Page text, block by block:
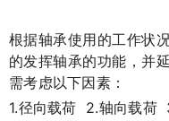
根据轴承使用的工作状
的发挥轴承的功能，并
需考虑以下因素：
1.径向载荷 2.轴向载荷